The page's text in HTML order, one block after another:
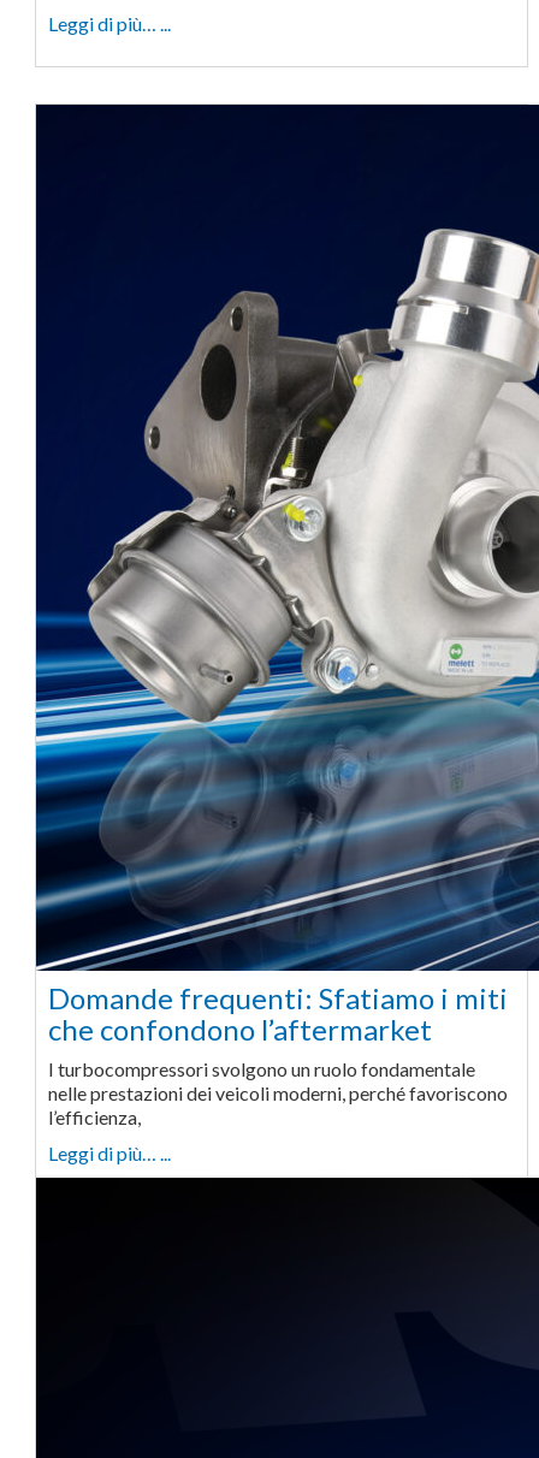
Leggi di più… ...
Domande frequenti: Sfatiamo i miti
che confondono l’aftermarket
I turbocompressori svolgono un ruolo fondamentale
nelle prestazioni dei veicoli moderni, perché favoriscono
l’efficienza,
Leggi di più… ...